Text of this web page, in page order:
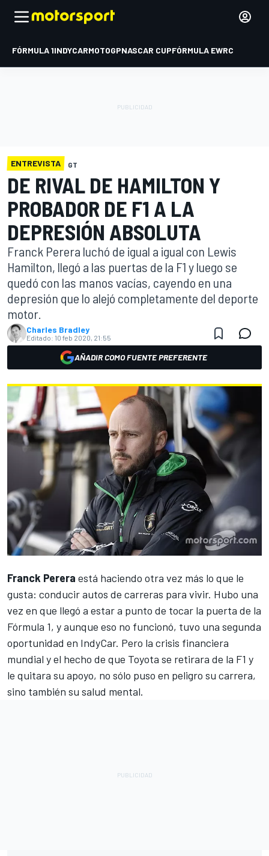
FÓRMULA 1INDYCARMOTOGPNASCAR CUPFÓRMULA EWRC
ENTREVISTA GT
DE RIVAL DE HAMILTON Y
PROBADOR DE F1 A LA
DEPRESIÓN ABSOLUTA
Franck Perera luchó de igual a igual con Lewis
Hamilton, llegó a las puertas de la F1 y luego se
quedó con las manos vacías, cayendo en una
depresión que lo alejó completamente del deporte
motor.
Charles Bradley
Editado: 10 feb 2020, 21:55
AÑADIR COMO FUENTE PREFERENTE
Franck Perera está haciendo otra vez más lo que le
gusta: conducir autos de carreras para vivir. Hubo una
vez en que llegó a estar a punto de tocar la puerta de la
Fórmula 1, y aunque eso no funcionó, tuvo una segunda
oportunidad en IndyCar. Pero la crisis financiera
mundial y el hecho de que Toyota se retirara de la F1 y
le quitara su apoyo, no sólo puso en peligro su carrera,
sino también su salud mental.